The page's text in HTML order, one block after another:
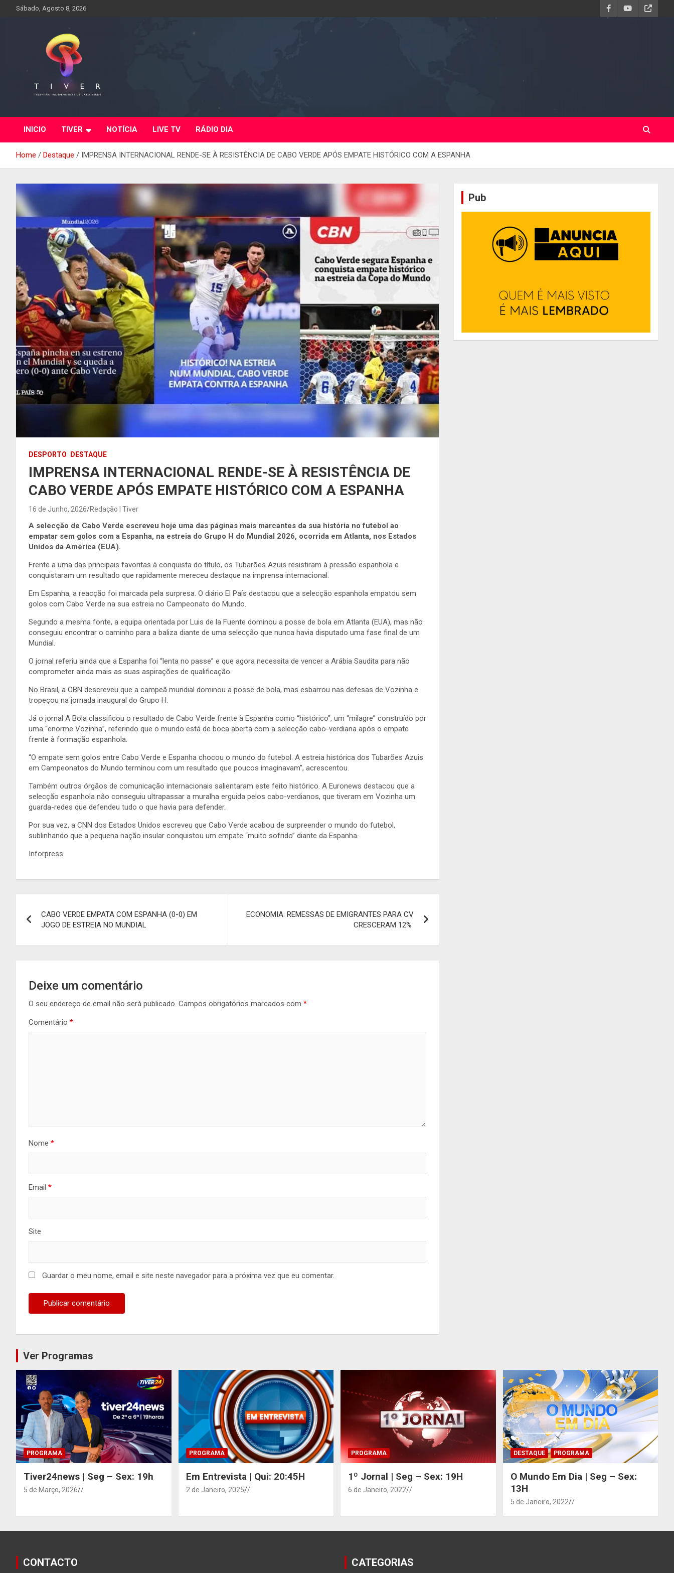
Sábado, Agosto 8, 2026
INICIO TIVER NOTÍCIA LIVE TV RÁDIO DIA
Home Destaque IMPRENSA INTERNACIONAL RENDE-SE À RESISTÊNCIA DE CABO VERDE APÓS EMPATE HISTÓRICO COM A ESPANHA
DESPORTO DESTAQUE
IMPRENSA INTERNACIONAL RENDE-SE À RESISTÊNCIA DE
CABO VERDE APÓS EMPATE HISTÓRICO COM A ESPANHA
16 de Junho, 2026 Redação | Tiver
A selecção de Cabo Verde escreveu hoje uma das páginas mais marcantes da sua história no futebol ao
empatar sem golos com a Espanha, na estreia do Grupo H do Mundial 2026, ocorrida em Atlanta, nos Estados
Unidos da América (EUA).
Frente a uma das principais favoritas à conquista do título, os Tubarões Azuis resistiram à pressão espanhola e
conquistaram um resultado que rapidamente mereceu destaque na imprensa internacional.
Em Espanha, a reacção foi marcada pela surpresa. O diário El País destacou que a selecção espanhola empatou sem
golos com Cabo Verde na sua estreia no Campeonato do Mundo.
Segundo a mesma fonte, a equipa orientada por Luis de la Fuente dominou a posse de bola em Atlanta (EUA), mas não
conseguiu encontrar o caminho para a baliza diante de uma selecção que nunca havia disputado uma fase final de um
Mundial.
O jornal referiu ainda que a Espanha foi “lenta no passe” e que agora necessita de vencer a Arábia Saudita para não
comprometer ainda mais as suas aspirações de qualificação.
No Brasil, a CBN descreveu que a campeã mundial dominou a posse de bola, mas esbarrou nas defesas de Vozinha e
tropeçou na jornada inaugural do Grupo H.
Já o jornal A Bola classificou o resultado de Cabo Verde frente à Espanha como “histórico”, um “milagre” construído por
uma “enorme Vozinha”, referindo que o mundo está de boca aberta com a selecção cabo-verdiana após o empate
frente à formação espanhola.
“O empate sem golos entre Cabo Verde e Espanha chocou o mundo do futebol. A estreia histórica dos Tubarões Azuis
em Campeonatos do Mundo terminou com um resultado que poucos imaginavam”, acrescentou.
Também outros órgãos de comunicação internacionais salientaram este feito histórico. A Euronews destacou que a
selecção espanhola não conseguiu ultrapassar a muralha erguida pelos cabo-verdianos, que tiveram em Vozinha um
guarda-redes que defendeu tudo o que havia para defender.
Por sua vez, a CNN dos Estados Unidos escreveu que Cabo Verde acabou de surpreender o mundo do futebol,
sublinhando que a pequena nação insular conquistou um empate “muito sofrido” diante da Espanha.
Inforpress
de
artigos
CABO VERDE EMPATA COM ESPANHA (0-0) EM
JOGO DE ESTREIA NO MUNDIAL
ECONOMIA: REMESSAS DE EMIGRANTES PARA CV
CRESCERAM 12%
Deixe um comentário
O seu endereço de email não será publicado. Campos obrigatórios marcados com *
Comentário *
Nome *
Email *
Site
Guardar o meu nome, email e site neste navegador para a próxima vez que eu comentar.
Pub
Ver Programas
PROGRAMA
Tiver24news | Seg – Sex: 19h
5 de Março, 2026 /
PROGRAMA
Em Entrevista | Qui: 20:45H
2 de Janeiro, 2025 /
PROGRAMA
1º Jornal | Seg – Sex: 19H
6 de Janeiro, 2022 /
DESTAQUE PROGRAMA
O Mundo Em Dia | Seg – Sex:
13H
5 de Janeiro, 2022 /
CONTACTO CATEGORIAS